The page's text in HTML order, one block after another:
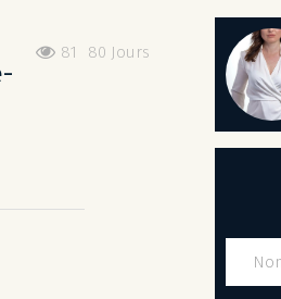
81 80 Jours